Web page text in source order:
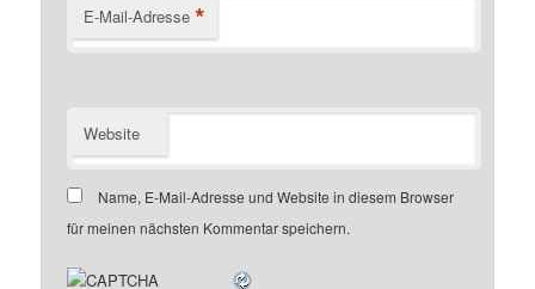
E-Mail-Adresse *
Website
Name, E-Mail-Adresse und Website in diesem Browser
für meinen nächsten Kommentar speichern.